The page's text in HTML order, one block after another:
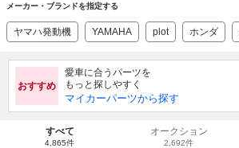
メーカー・ブランドを指定する
ヤマハ発動機 YAMAHA plot ホンダ
おすすめ
愛車に合うパーツを
もっと探しやすく
マイカーパーツから探す
すべて
4,865件
オークション
2,692件